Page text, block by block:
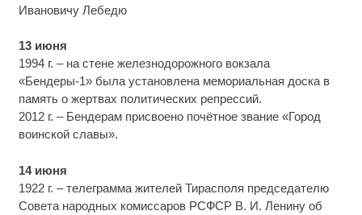
Ивановичу Лебедю
13 июня
1994 г. – на стене железнодорожного вокзала
«Бендеры-1» была установлена мемориальная доска в
память о жертвах политических репрессий.
2012 г. – Бендерам присвоено почётное звание «Город
воинской славы».
14 июня
1922 г. – телеграмма жителей Тирасполя председателю
Совета народных комиссаров РСФСР В. И. Ленину об